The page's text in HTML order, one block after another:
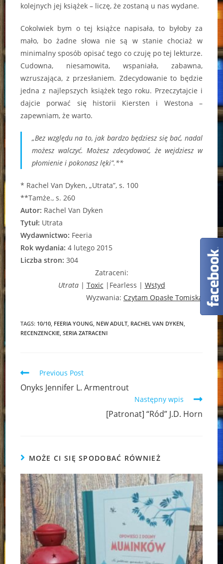
kolejnych jej książek – liczę, że zostaną u nas wydane.
Cokolwiek bym o tej książce napisała, to byłoby za
mało, bo żadne słowa nie są w stanie chociaż w
minimalny sposób opisać tego co czuję po tej lekturze.
Cudowna, niesamowita, wspaniała, zabawna,
wzruszająca, z przesłaniem. Zdecydowanie to będzie
jedna z najlepszych książek tego roku. Przeczytajcie i
dajcie porwać się historii Kiersten i Westona –
zapewniam, że warto.
„Bez względu na to, jak bardzo będziesz się bać, nadal
możesz walczyć. Możesz zdecydować, że wejdziesz w
płomienie i pokonasz lęki”.**
* Rachel Van Dyken, „Utrata”, s. 100
**Tamże., s. 260
Autor: Rachel Van Dyken
Tytuł: Utrata
Wydawnictwo: Feeria
Rok wydania: 4 lutego 2015
Liczba stron: 304
Zatraceni:
Utrata| Toxic |Fearless | Wstyd
Wyzwania: Czytam Opasłe Tomiska
TAGS: 10/10, FEERIA YOUNG, NEW ADULT, RACHEL VAN DYKEN,
RECENZENCKIE, SERIA ZATRACENI
Read
more
articles
Previous Post
Onyks Jennifer L. Armentrout
Następny wpis
[Patronat] “Ród” J.D. Horn
MOŻE CI SIĘ SPODOBAĆ RÓWNIEŻ